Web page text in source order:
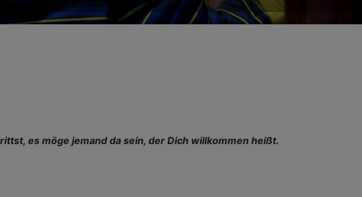
es möge jemand da sein, der Dich willkommen heißt.